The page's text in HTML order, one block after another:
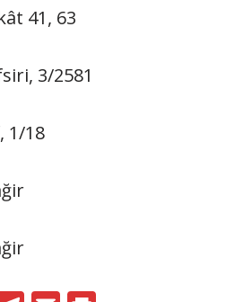
41, 63
3/2581
1/18